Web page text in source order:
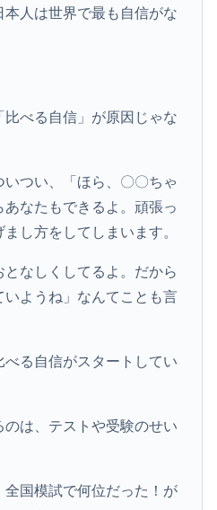
人は世界で最も自信がな
べる自信」が原因じゃな
つい、「ほら、〇〇ちゃ
なたもできるよ。頑張っ
し方をしてしまいます。
となしくしてるよ。だから
ようね」なんてことも言
る自信がスタートしてい
は、テストや受験のせい
全国模試で何位だった！が